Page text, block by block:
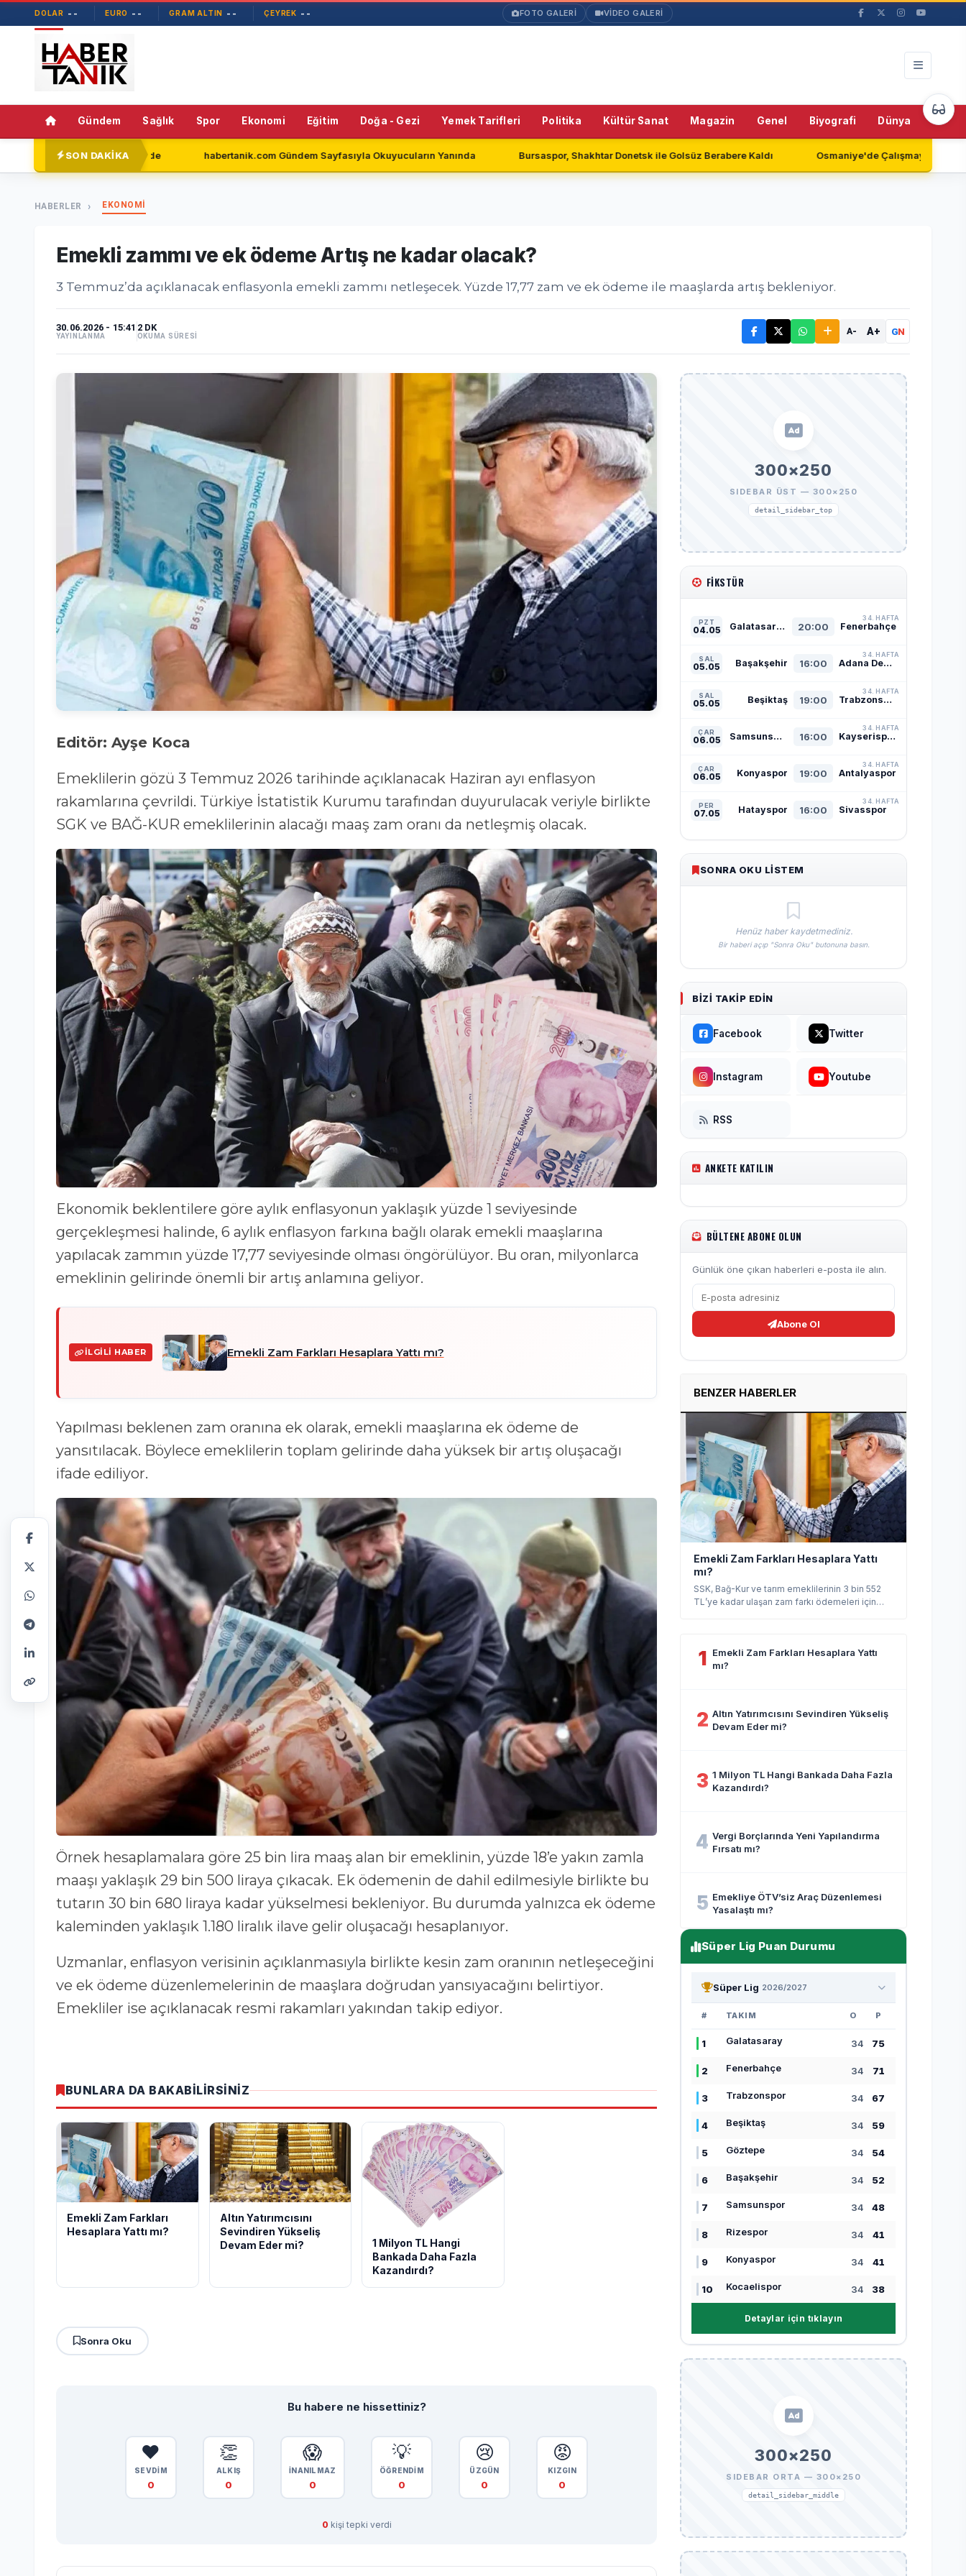
DOLAR -- EURO -- GRAM ALTIN -- ÇEYREK -- FOTO GALERİ VİDEO GALERİ
Gündem Sağlık Spor Ekonomi Eğitim Doğa - Gezi Yemek Tarifleri Politika Kültür Sanat Magazin Genel Biyografi Dünya
SON DAKİKAhabertanik.com Gündem Sayfasıyla Okuyucuların Yanında Bursaspor, Shakhtar Donetsk ile Golsüz Berabere Kaldı Osmaniye'de Çalışmayan Güvenlik Kameraları Endişe
HABERLER EKONOMİ
Emekli zammı ve ek ödeme Artış ne kadar olacak?
3 Temmuz’da açıklanacak enflasyonla emekli zammı netleşecek. Yüzde 17,77 zam ve ek ödeme ile maaşlarda artış bekleniyor.
30.06.2026 - 15:41
YAYINLANMA
2 DK
OKUMA SÜRESİ A- A+ GN
Editör: Ayşe Koca
Emeklilerin gözü 3 Temmuz 2026 tarihinde açıklanacak Haziran ayı enflasyon
rakamlarına çevrildi. Türkiye İstatistik Kurumu tarafından duyurulacak veriyle birlikte
SGK ve BAĞ-KUR emeklilerinin alacağı maaş zam oranı da netleşmiş olacak.
Ekonomik beklentilere göre aylık enflasyonun yaklaşık yüzde 1 seviyesinde
gerçekleşmesi halinde, 6 aylık enflasyon farkına bağlı olarak emekli maaşlarına
yapılacak zammın yüzde 17,77 seviyesinde olması öngörülüyor. Bu oran, milyonlarca
emeklinin gelirinde önemli bir artış anlamına geliyor.
İLGILI HABER Emekli Zam Farkları Hesaplara Yattı mı?
Yapılması beklenen zam oranına ek olarak, emekli maaşlarına ek ödeme de
yansıtılacak. Böylece emeklilerin toplam gelirinde daha yüksek bir artış oluşacağı
ifade ediliyor.
Örnek hesaplamalara göre 25 bin lira maaş alan bir emeklinin, yüzde 18’e yakın zamla
maaşı yaklaşık 29 bin 500 liraya çıkacak. Ek ödemenin de dahil edilmesiyle birlikte bu
tutarın 30 bin 680 liraya kadar yükselmesi bekleniyor. Bu durumda yalnızca ek ödeme
kaleminden yaklaşık 1.180 liralık ilave gelir oluşacağı hesaplanıyor.
Uzmanlar, enflasyon verisinin açıklanmasıyla birlikte kesin zam oranının netleşeceğini
ve ek ödeme düzenlemelerinin de maaşlara doğrudan yansıyacağını belirtiyor.
Emekliler ise açıklanacak resmi rakamları yakından takip ediyor.
BUNLARA DA BAKABİLİRSİNİZ
Emekli Zam Farkları
Hesaplara Yattı mı?
Altın Yatırımcısını
Sevindiren Yükseliş
Devam Eder mi?
1 Milyon TL Hangi
Bankada Daha Fazla
Kazandırdı?
Sonra Oku
Bu habere ne hissettiniz?
❤️
SEVDİM
0
👏
ALKIŞ
0
😱
İNANILMAZ
0
💡
ÖĞRENDİM
0
😢
ÜZGÜN
0
😡
KIZGIN
0
0 kişi tepki verdi
300×250
SIDEBAR ÜST — 300×250
detail_sidebar_top
FIKSTÜR
PZT
04.05 Galatasaray 20:00 Fenerbahçe
34. HAFTA
SAL
05.05 Başakşehir 16:00 Adana Demirspor
34. HAFTA
SAL
05.05 Beşiktaş 19:00 Trabzonspor
34. HAFTA
ÇAR
06.05 Samsunspor 16:00 Kayserispor
34. HAFTA
ÇAR
06.05 Konyaspor 19:00 Antalyaspor
34. HAFTA
PER
07.05 Hatayspor 16:00 Sivasspor
34. HAFTA
SONRA OKU LISTEM
Henüz haber kaydetmediniz.
Bir haberi açıp "Sonra Oku" butonuna basın.
BIZI TAKIP EDIN
Facebook Twitter
Instagram Youtube
RSS
ANKETE KATILIN
BÜLTENE ABONE OLUN
Günlük öne çıkan haberleri e-posta ile alın.
Abone Ol
BENZER HABERLER
Emekli Zam Farkları Hesaplara Yattı
mı?
SSK, Bağ-Kur ve tarım emeklilerinin 3 bin 552
TL’ye kadar ulaşan zam farkı ödemeleri için
1 Emekli Zam Farkları Hesaplara Yattı
mı?
2 Altın Yatırımcısını Sevindiren Yükseliş
Devam Eder mi?
3 1 Milyon TL Hangi Bankada Daha Fazla
Kazandırdı?
4 Vergi Borçlarında Yeni Yapılandırma
Fırsatı mı?
5 Emekliye ÖTV’siz Araç Düzenlemesi
Yasalaştı mı?
Süper Lig Puan Durumu
Süper Lig 2026/2027
# TAKIM O P
1 Galatasaray 34 75
2 Fenerbahçe 34 71
3 Trabzonspor 34 67
4 Beşiktaş 34 59
5 Göztepe 34 54
6 Başakşehir 34 52
7 Samsunspor 34 48
8 Rizespor 34 41
9 Konyaspor 34 41
10 Kocaelispor 34 38
Detaylar için tıklayın
300×250
SIDEBAR ORTA — 300×250
detail_sidebar_middle